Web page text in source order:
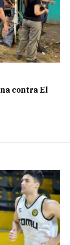
contra El